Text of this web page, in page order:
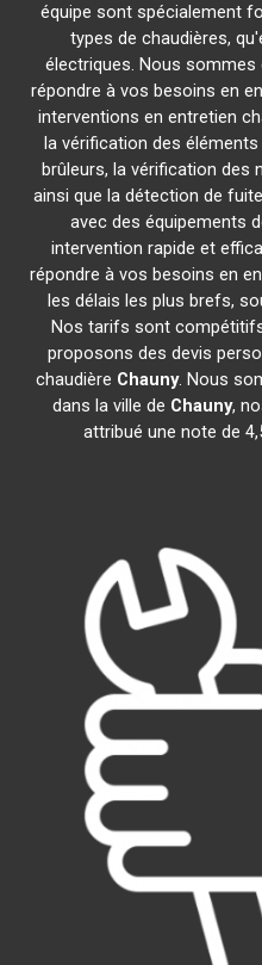
équipe sont spécialement
types de chaudières,
électriques. Nous
répondre à vos besoins en
interventions en entretien
la vérification des
brûleurs, la vérification des
ainsi que la détection de
avec des équipements
intervention rapide et
répondre à vos besoins en
les délais les plus brefs,
Nos tarifs sont
proposons des devis
chaudière Chauny. Nous
dans la ville de Chauny,
attribué une note de